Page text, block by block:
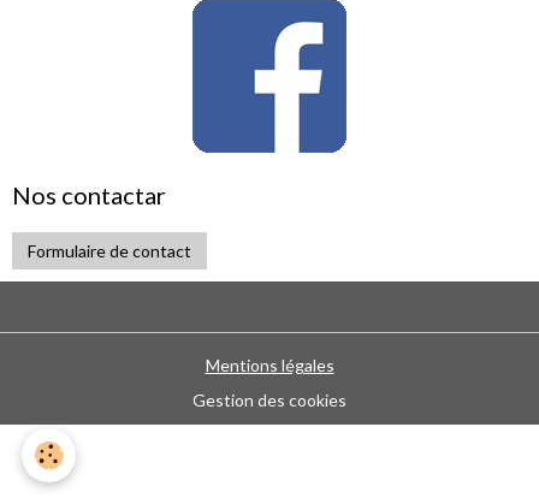
Nos contactar
Formulaire de contact
Mentions légales
Gestion des cookies